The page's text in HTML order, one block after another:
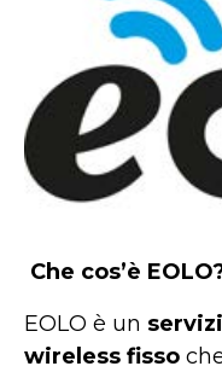
Che cos’è
EOLO è un
wireless fisso